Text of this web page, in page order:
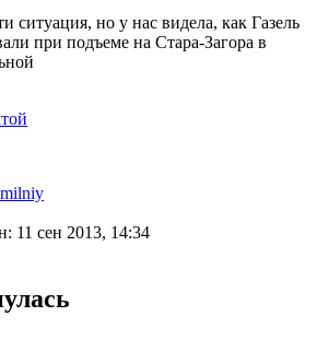
ситуация, но у нас видела, как Газель
при подъеме на Стара-Загора в
11 сен 2013, 14:34